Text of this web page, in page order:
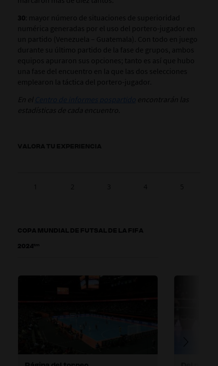
30 : mayor número de situaciones de superioridad
numérica generadas por el uso del portero-jugador en
un partido (Venezuela – Guatemala). Con todo en juego
durante su último partido de la fase de grupos, ambos
equipos apuraron sus opciones; tanto es así que hubo
una fase del encuentro en la que las dos selecciones
emplearon la táctica del portero-jugador.
En el Centro de informes pospartidoencontrarán las
estadísticas de cada encuentro.
COPA MUNDIAL DE FUTSAL DE LA FIFA
2024™